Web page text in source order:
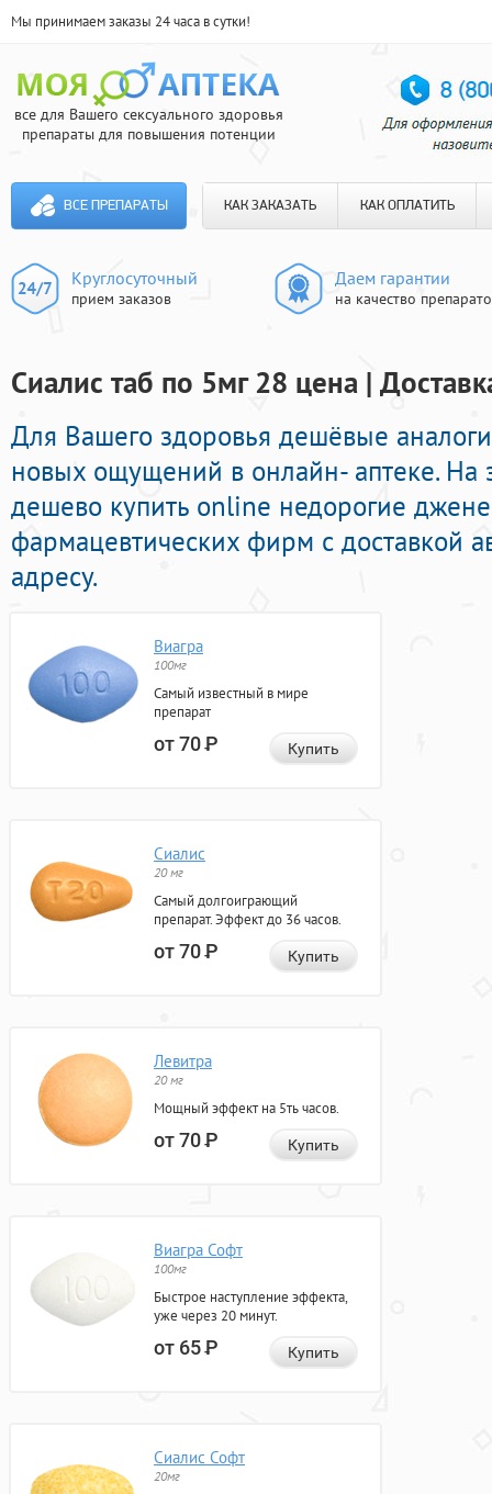
Мы принимаем заказы 24 часа в сутки!
все для Вашего сексуального здоровья
препараты для повышения потенции
ВСЕ ПРЕПАРАТЫ КАК ЗАКАЗАТЬ КАК ОПЛАТИТЬ
Круглосуточный
прием заказов
Даем гарантии
на качество
Сиалис таб по 5мг 28 цена |
Для Вашего здоровья дешёвые
новых ощущений в онлайн- аптеке. На
дешево купить online недорогие
фармацевтических фирм с доставкой
адресу.
Виагра
100мг
Самый известный в мире
препарат
от 70Р Купить
Сиалис
20 мг
Самый долгоиграющий
препарат. Эффект до 36 часов.
от 70Р Купить
Левитра
20 мг
Мощный эффект на 5ть часов.
от 70Р Купить
Виагра Софт
100мг
Быстрое наступление эффекта,
уже через 20 минут.
от 65Р Купить
Сиалис Софт
20мг